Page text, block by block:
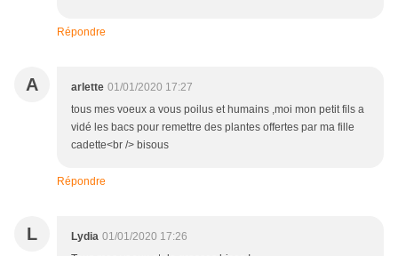
Répondre
A arlette 01/01/2020 17:27
tous mes voeux a vous poilus et humains ,moi mon petit fils a
vidé les bacs pour remettre des plantes offertes par ma fille
cadette<br /> bisous
Répondre
L Lydia 01/01/2020 17:26